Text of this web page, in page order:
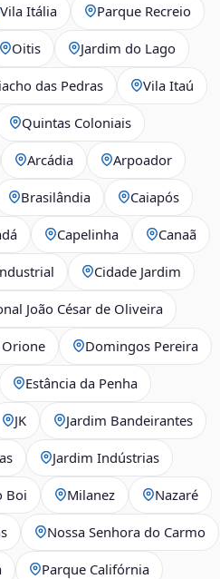
Vila Itália Parque Recreio
Oitis Jardim do Lago
das Pedras Vila Itaú
Quintas Coloniais
Arcádia Arpoador
Brasilândia Caiapós
Capelinha Canaã
Cidade Jardim
João César de Oliveira
Domingos Pereira
Estância da Penha
JK Jardim Bandeirantes
Jardim Indústrias
Boi Milanez Nazaré
Nossa Senhora do Carmo
Parque Califórnia